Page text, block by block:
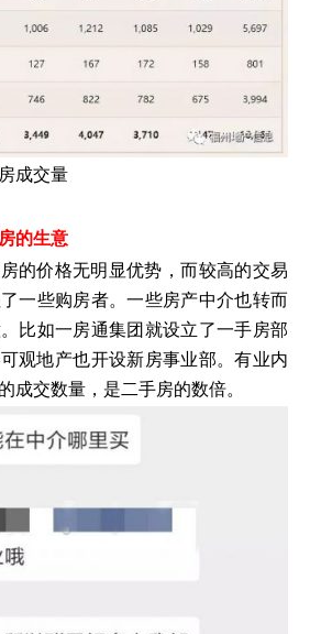
成交量
的生意
的价格无明显优势，而较高的交易
一些购房者。一些房产中介也转而
比如一房通集团就设立了一手房部
观地产也开设新房事业部。有业内
成交数量，是二手房的数倍。